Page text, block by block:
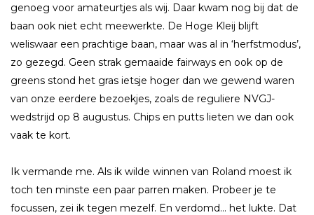
genoeg voor amateurtjes als wij. Daar kwam nog bij dat de
baan ook niet echt meewerkte. De Hoge Kleij blijft
weliswaar een prachtige baan, maar was al in ‘herfstmodus’,
zo gezegd. Geen strak gemaaide fairways en ook op de
greens stond het gras ietsje hoger dan we gewend waren
van onze eerdere bezoekjes, zoals de reguliere NVGJ-
wedstrijd op 8 augustus. Chips en putts lieten we dan ook
vaak te kort.
Ik vermande me. Als ik wilde winnen van Roland moest ik
toch ten minste een paar parren maken. Probeer je te
focussen, zei ik tegen mezelf. En verdomd… het lukte. Dat